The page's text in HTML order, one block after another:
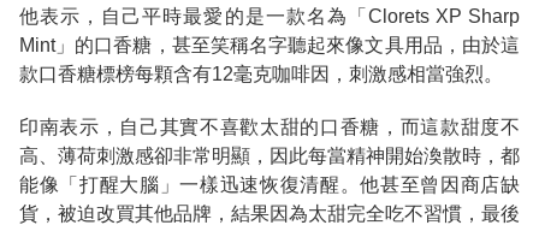
他表示，自己平時最愛的是一款名為「Clorets XP Sharp
Mint」的口香糖，甚至笑稱名字聽起來像文具用品，由於這
款口香糖標榜每顆含有12毫克咖啡因，刺激感相當強烈。
印南表示，自己其實不喜歡太甜的口香糖，而這款甜度不
高、薄荷刺激感卻非常明顯，因此每當精神開始渙散時，都
能像「打醒大腦」一樣迅速恢復清醒。他甚至曾因商店缺
貨，被迫改買其他品牌，結果因為太甜完全吃不習慣，最後